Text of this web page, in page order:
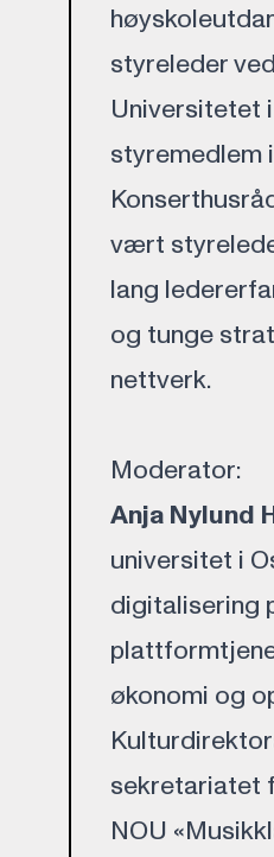
styreleder
Universitetet
styremedlem
vært
lang
og tunge
nettverk.
Moderator:
Anja Nylund
universitet i
digitalisering
økonomi og
sekretariatet
NOU